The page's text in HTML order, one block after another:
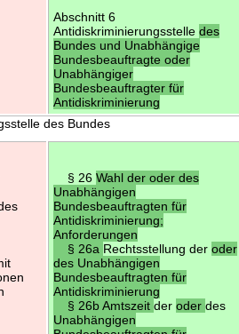
Abschnitt 6
Antidiskriminierungsstelledes
Bundes und Unabhängige
Bundesbeauftragte oder
Unabhängiger
Bundesbeauftragter für
Antidiskriminierung
des Bundes
§ 26Wahl der oder des
Unabhängigen
Bundesbeauftragten für
Antidiskriminierung;
Anforderungen
§ 26a Rechtsstellung deroder
des Unabhängigen
Bundesbeauftragten für
Antidiskriminierung
§ 26b Amtszeitderoderdes
Unabhängigen